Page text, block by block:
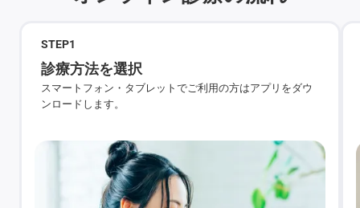
STEP1
診療方法を選択
スマートフォン・タブレットでご利用の方はアプリをダウ
ンロードします。